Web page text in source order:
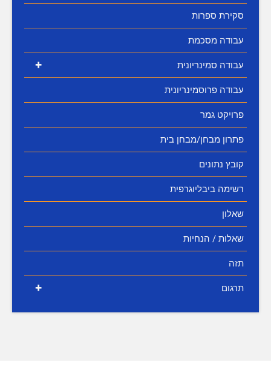
סקירת ספרות
עבודה מסכמת
+
עבודה סמינריונית
עבודה פרוסמינריונית
פרויקט גמר
פתרון מבחן/מבחן בית
קובץ נתונים
רשימה ביבליוגרפית
שאלון
שאלות / הנחיות
תזה
+ תרגום